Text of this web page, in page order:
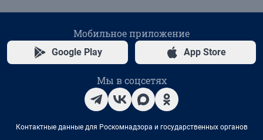
Мобильное приложение
Google Play App Store
Мы в соцсетях
Контактные данные для Роскомнадзора и государственных органов